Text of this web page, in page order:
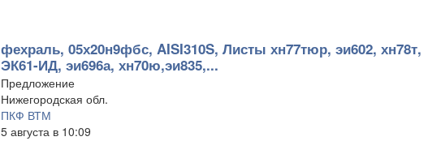
фехраль, 05х20н9фбс, AISI310S, Листы хн77тюр, эи602, хн78т,
ЭК61-ИД, эи696а, хн70ю,эи835,...
Предложение
Нижегородская обл.
ПКФ ВТМ
5 августа в 10:09